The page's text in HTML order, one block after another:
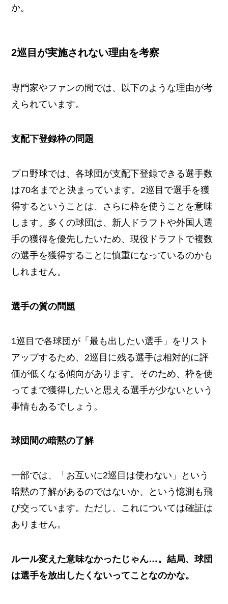
か。
2巡目が実施されない理由を考察
専門家やファンの間では、以下のような理由が考
えられています。
支配下登録枠の問題
プロ野球では、各球団が支配下登録できる選手数
は70名までと決まっています。2巡目で選手を獲
得するということは、さらに枠を使うことを意味
します。多くの球団は、新人ドラフトや外国人選
手の獲得を優先したいため、現役ドラフトで複数
の選手を獲得することに慎重になっているのかも
しれません。
選手の質の問題
1巡目で各球団が「最も出したい選手」をリスト
アップするため、2巡目に残る選手は相対的に評
価が低くなる傾向があります。そのため、枠を使
ってまで獲得したいと思える選手が少ないという
事情もあるでしょう。
球団間の暗黙の了解
一部では、「お互いに2巡目は使わない」という
暗黙の了解があるのではないか、という憶測も飛
び交っています。ただし、これについては確証は
ありません。
ルール変えた意味なかったじゃん…。結局、球団
は選手を放出したくないってことなのかな。